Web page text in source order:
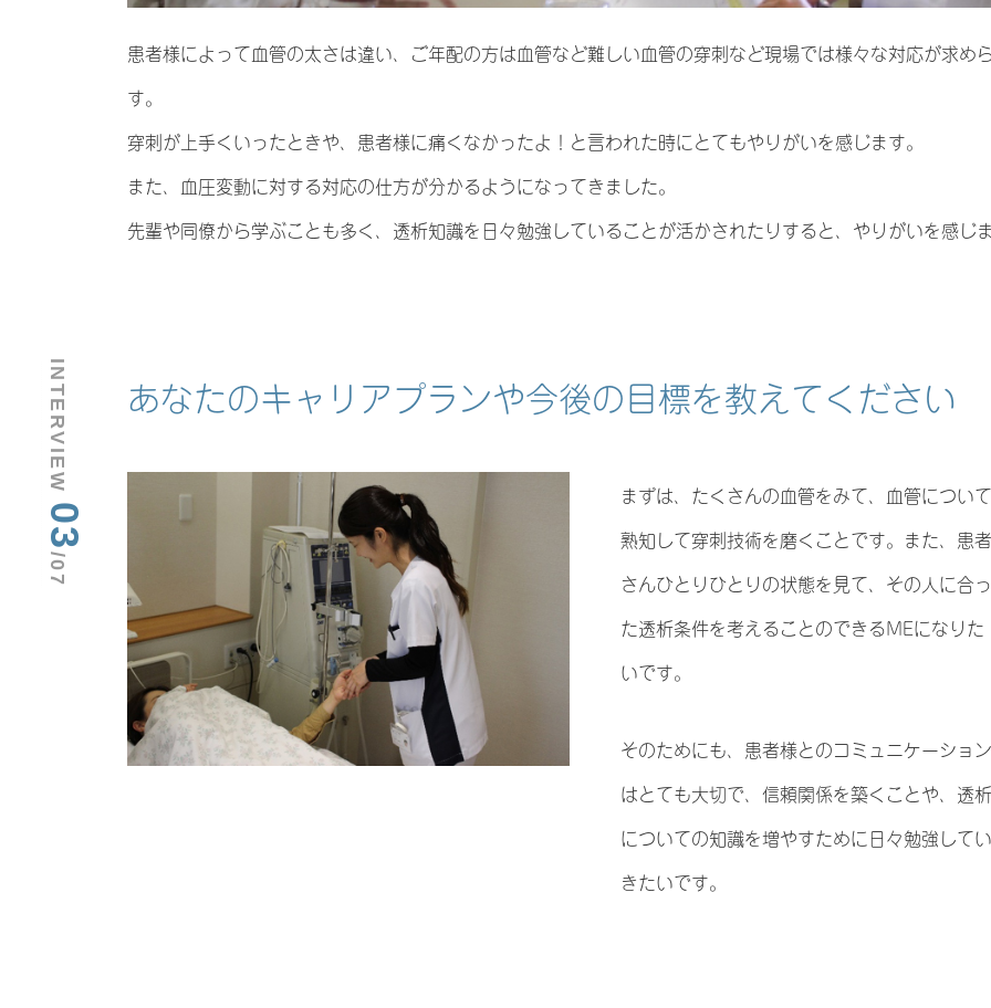
患者様によって血管の太さは違い、ご年配の方は血管など難しい血管の穿刺など現場では様々な対応が求め
す。
穿刺が上手くいったときや、患者様に痛くなかったよ！と言われた時にとてもやりがいを感じます。
また、血圧変動に対する対応の仕方が分かるようになってきました。
先輩や同僚から学ぶことも多く、透析知識を日々勉強していることが活かされたりすると、やりがいを感じま
INTERVIEW
03
/07
あなたのキャリアプランや今後の目標を教えてください
まずは、たくさんの血管をみて、血管について
熟知して穿刺技術を磨くことです。また、患者
さんひとりひとりの状態を見て、その人に合っ
た透析条件を考えることのできるMEになりた
いです。
そのためにも、患者様とのコミュニケーション
はとても大切で、信頼関係を築くことや、透析
についての知識を増やすために日々勉強してい
きたいです。